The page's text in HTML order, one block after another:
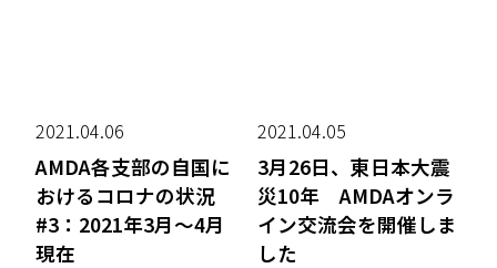
2021.04.06
AMDA各支部の自国に
おけるコロナの状況
#3：2021年3月～4月
現在
2021.04.05
3月26日、東日本大震
災10年 AMDAオンラ
イン交流会を開催しま
した